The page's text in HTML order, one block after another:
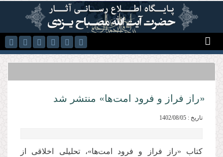
رفتن به محتوای اصلی
«راز فراز و فرود امت‌ها» منتشر شد
تاریخ : 1402/08/05
کتاب «راز فراز و فرود امت‌ها»، تحلیلی اخلاقی از